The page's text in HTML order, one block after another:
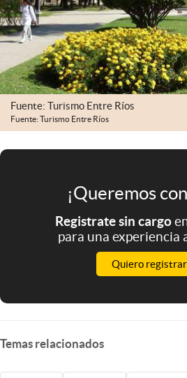
Mundial 2026
Eventos Corporativos
El Cronista Studio
Mediakit
abre en nueva pestaña
Argentina
Fuente: Turismo Entre Ríos
Fuente: Turismo Entre Ríos
¡Queremos
Registrate sin cargo
para una experiencia
Quiero
Temas relacionados